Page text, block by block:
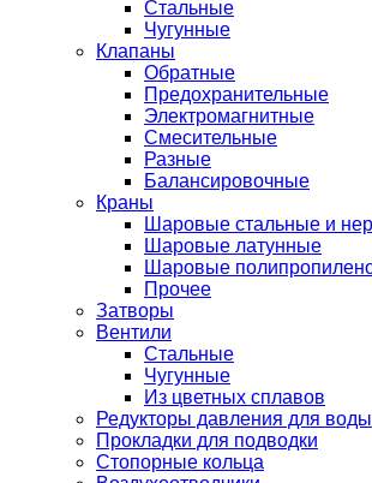
Стальные
Чугунные
Клапаны
Обратные
Предохранительные
Электромагнитные
Смесительные
Разные
Балансировочные
Краны
Шаровые стальные и
Шаровые латунные
Шаровые
Прочее
Затворы
Вентили
Стальные
Чугунные
Из цветных сплавов
Редукторы давления для воды
Прокладки для подводки
Стопорные кольца